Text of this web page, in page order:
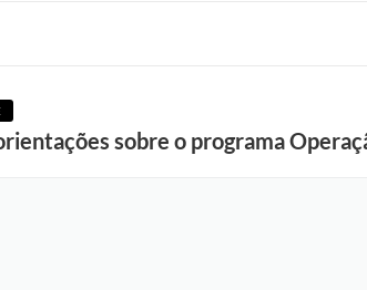
sobre o programa